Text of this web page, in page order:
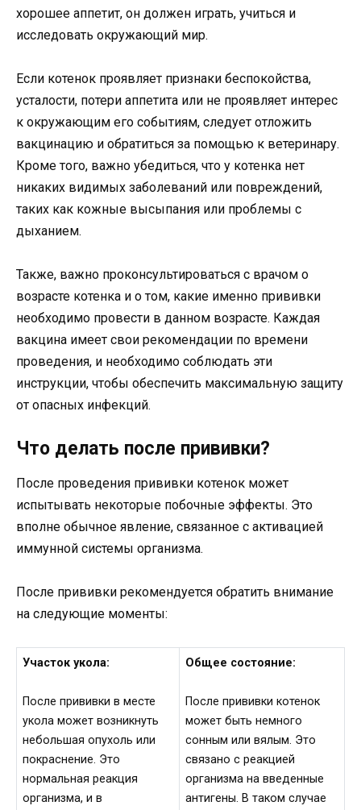
хорошее аппетит, он должен играть, учиться и
исследовать окружающий мир.
Если котенок проявляет признаки беспокойства,
усталости, потери аппетита или не проявляет интерес
к окружающим его событиям, следует отложить
вакцинацию и обратиться за помощью к ветеринару.
Кроме того, важно убедиться, что у котенка нет
никаких видимых заболеваний или повреждений,
таких как кожные высыпания или проблемы с
дыханием.
Также, важно проконсультироваться с врачом о
возрасте котенка и о том, какие именно прививки
необходимо провести в данном возрасте. Каждая
вакцина имеет свои рекомендации по времени
проведения, и необходимо соблюдать эти
инструкции, чтобы обеспечить максимальную защиту
от опасных инфекций.
Что делать после прививки?
После проведения прививки котенок может
испытывать некоторые побочные эффекты. Это
вполне обычное явление, связанное с активацией
иммунной системы организма.
После прививки рекомендуется обратить внимание
на следующие моменты:
Участок укола:
После прививки в месте
укола может возникнуть
небольшая опухоль или
покраснение. Это
нормальная реакция
организма, и в
Общее состояние:
После прививки котенок
может быть немного
сонным или вялым. Это
связано с реакцией
организма на введенные
антигены. В таком случае